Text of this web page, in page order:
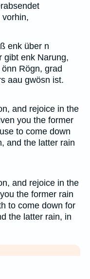
vorhin,
enk über n
gibt enk Narung,
Rögn, grad
aau gwösn ist.
and rejoice in the
you the former
to come down
and the latter rain
and rejoice in the
the former rain
to come down for
the latter rain, in